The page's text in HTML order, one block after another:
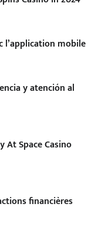
l’application mobile
y atención al
At Space Casino
financières